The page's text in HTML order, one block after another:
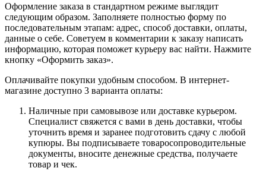
Оформление заказа в стандартном режиме выглядит
следующим образом. Заполняете полностью форму по
последовательным этапам: адрес, способ доставки, оплаты,
данные о себе. Советуем в комментарии к заказу написать
информацию, которая поможет курьеру вас найти. Нажмите
кнопку «Оформить заказ».
Оплачивайте покупки удобным способом. В интернет-
магазине доступно 3 варианта оплаты:
Наличные при самовывозе или доставке курьером.
Специалист свяжется с вами в день доставки, чтобы
уточнить время и заранее подготовить сдачу с любой
купюры. Вы подписываете товаросопроводительные
документы, вносите денежные средства, получаете
товар и чек.